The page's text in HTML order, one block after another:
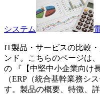
システム
IT製品・サービスの比較
ンド。こちらのページは、
の 『 【中堅中小企業向け
（ERP（統合基幹業務シス
す。製品の概要、特徴、